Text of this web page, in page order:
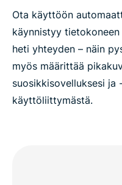
Ota käyttöön
käynnistyy
heti yhteyden – näin
myös määrittää
suosikkisovelluksesi ja
käyttöliittymästä.